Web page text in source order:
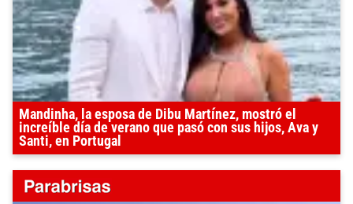
Mandinha, la esposa de Dibu Martínez, mostró el
increíble día de verano que pasó con sus hijos, Ava y
Santi, en Portugal